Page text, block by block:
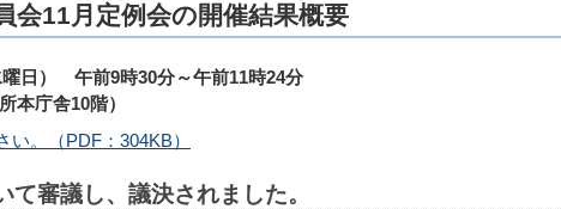
会11月定例会の開催結果概要
日） 午前9時30分～午前11時24分
庁舎10階）
。（PDF：304KB）
審議し、議決されました。